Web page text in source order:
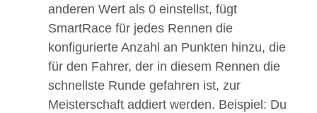
anderen Wert als 0 einstellst, fügt
SmartRace für jedes Rennen die
konfigurierte Anzahl an Punkten hinzu, die
für den Fahrer, der in diesem Rennen die
schnellste Runde gefahren ist, zur
Meisterschaft addiert werden. Beispiel: Du